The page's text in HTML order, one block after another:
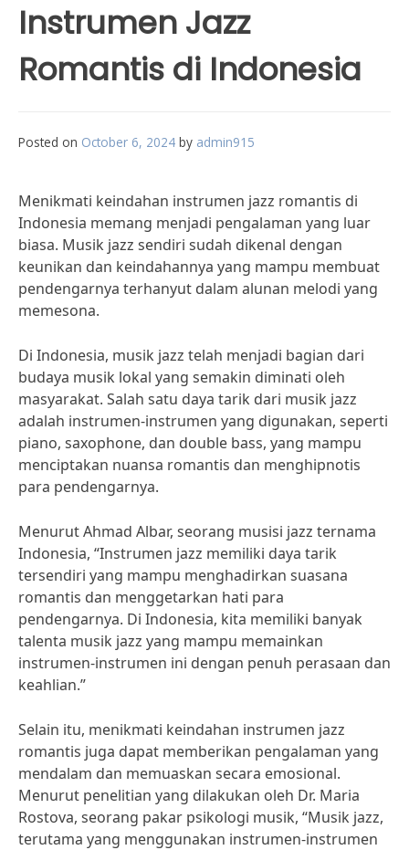
Instrumen Jazz
Romantis di Indonesia
Posted on October 6, 2024 by admin915
Menikmati keindahan instrumen jazz romantis di
Indonesia memang menjadi pengalaman yang luar
biasa. Musik jazz sendiri sudah dikenal dengan
keunikan dan keindahannya yang mampu membuat
pendengarnya terhanyut dalam alunan melodi yang
memesona.
Di Indonesia, musik jazz telah menjadi bagian dari
budaya musik lokal yang semakin diminati oleh
masyarakat. Salah satu daya tarik dari musik jazz
adalah instrumen-instrumen yang digunakan, seperti
piano, saxophone, dan double bass, yang mampu
menciptakan nuansa romantis dan menghipnotis
para pendengarnya.
Menurut Ahmad Albar, seorang musisi jazz ternama
Indonesia, “Instrumen jazz memiliki daya tarik
tersendiri yang mampu menghadirkan suasana
romantis dan menggetarkan hati para
pendengarnya. Di Indonesia, kita memiliki banyak
talenta musik jazz yang mampu memainkan
instrumen-instrumen ini dengan penuh perasaan dan
keahlian.”
Selain itu, menikmati keindahan instrumen jazz
romantis juga dapat memberikan pengalaman yang
mendalam dan memuaskan secara emosional.
Menurut penelitian yang dilakukan oleh Dr. Maria
Rostova, seorang pakar psikologi musik, “Musik jazz,
terutama yang menggunakan instrumen-instrumen